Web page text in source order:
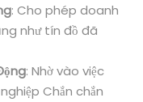
: Cho phép doanh
như tín đồ đã
: Nhờ vào việc
Chắn chắn